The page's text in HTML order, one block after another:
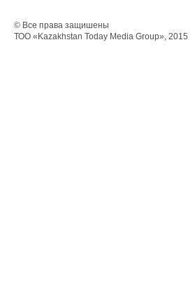
© Все права защишены
ТОО «Kazakhstan Today Media Group», 2015